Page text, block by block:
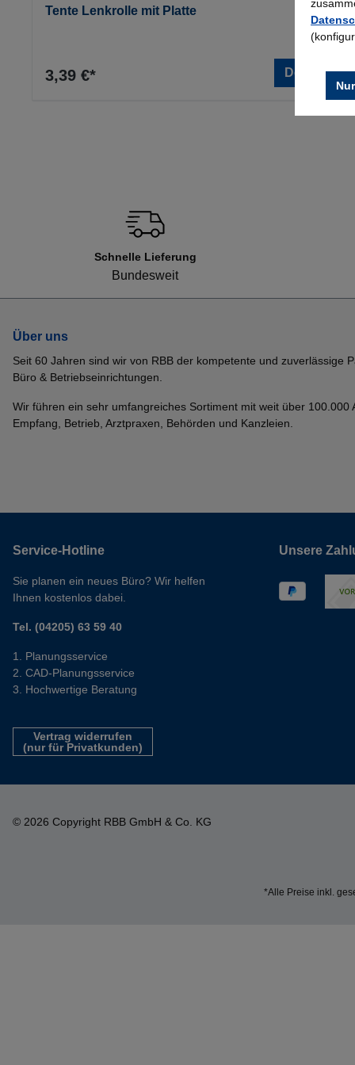
Tente Lenkrolle mit Platte
3,39 €* Details
Schnelle Lieferung
Bundesweit
Über uns
Seit 60 Jahren sind wir von RBB der kompetente und zuverlässige
Büro & Betriebseinrichtungen.
Wir führen ein sehr umfangreiches Sortiment mit weit über 100.000
Empfang, Betrieb, Arztpraxen, Behörden und Kanzleien.
Service-Hotline
Sie planen ein neues Büro? Wir helfen
Ihnen kostenlos dabei.
Tel. (04205) 63 59 40
Planungsservice
CAD-Planungsservice
Hochwertige Beratung
Vertrag widerrufen
(nur für Privatkunden)
Unsere
© 2026 Copyright RBB GmbH & Co. KG
*Alle Preise inkl.